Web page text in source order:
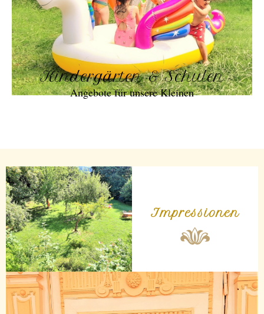
Kindergärten & Schulen
Angebote für unsere Kleinen
Impressionen